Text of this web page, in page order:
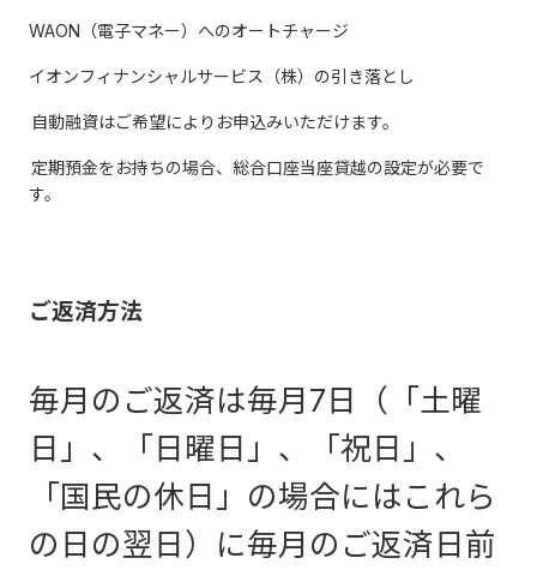
WAON（電子マネー）へのオートチャージ
イオンフィナンシャルサービス（株）の引き落とし
自動融資はご希望によりお申込みいただけます。
定期預金をお持ちの場合、総合口座当座貸越の設定が必要で
す。
ご返済方法
毎月のご返済は毎月7日（「土曜
日」、「日曜日」、「祝日」、
「国民の休日」の場合にはこれら
の日の翌日）に毎月のご返済日前